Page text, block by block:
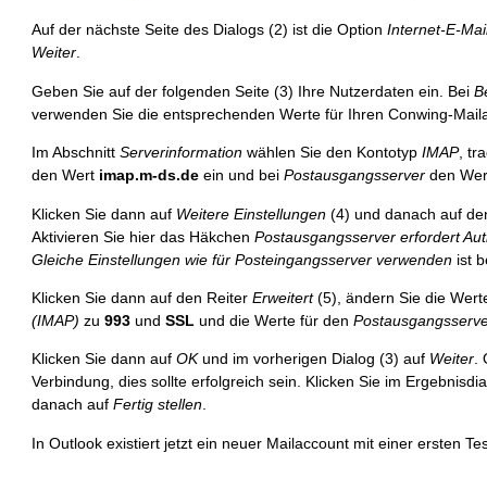
Auf der nächste Seite des Dialogs (2) ist die OptionInternet-E-
Weiter.
Geben Sie auf der folgenden Seite (3) Ihre Nutzerdaten ein. Bei
verwenden Sie die entsprechenden Werte für Ihren Conwing-
Im AbschnittServerinformation wählen Sie den KontotypIMAP,
den Wert imap.m-ds.de ein und beiPostausgangsserver den
Klicken Sie dann auf Weitere Einstellungen (4) und danach auf
Aktivieren Sie hier das HäkchenPostausgangsserver erfordert
Gleiche Einstellungen wie für Posteingangsserver verwenden ist
Klicken Sie dann auf den ReiterErweitert(5), ändern Sie die
(IMAP) zu993 undSSL und die Werte für den
Klicken Sie dann aufOKund im vorherigen Dialog (3) auf Weiter.
Verbindung, dies sollte erfolgreich sein. Klicken Sie im
danach aufFertig stellen.
In Outlook existiert jetzt ein neuer Mailaccount mit einer ersten